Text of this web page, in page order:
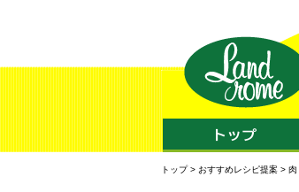
トップ> おすすめレシピ提案 > 肉